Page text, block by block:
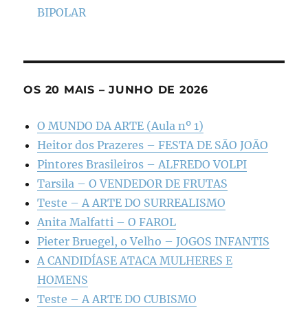
BIPOLAR
OS 20 MAIS – JUNHO DE 2026
O MUNDO DA ARTE (Aula nº 1)
Heitor dos Prazeres – FESTA DE SÃO JOÃO
Pintores Brasileiros – ALFREDO VOLPI
Tarsila – O VENDEDOR DE FRUTAS
Teste – A ARTE DO SURREALISMO
Anita Malfatti – O FAROL
Pieter Bruegel, o Velho – JOGOS INFANTIS
A CANDIDÍASE ATACA MULHERES E
HOMENS
Teste – A ARTE DO CUBISMO